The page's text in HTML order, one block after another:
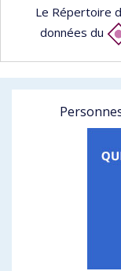
Le Répertoire
données du